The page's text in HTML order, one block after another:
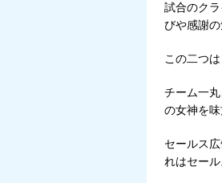
試合のク
びや感謝の
この二つ
チーム一
の女神を
セールス
れはセー